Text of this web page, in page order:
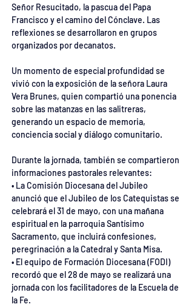
Señor Resucitado, la pascua del Papa
Francisco y el camino del Cónclave. Las
reflexiones se desarrollaron en grupos
organizados por decanatos.
Un momento de especial profundidad se
vivió con la exposición de la señora Laura
Vera Brunes, quien compartió una ponencia
sobre las matanzas en las salitreras,
generando un espacio de memoria,
conciencia social y diálogo comunitario.
Durante la jornada, también se compartieron
informaciones pastorales relevantes:
• La Comisión Diocesana del Jubileo
anunció que el Jubileo de los Catequistas se
celebrará el 31 de mayo, con una mañana
espiritual en la parroquia Santísimo
Sacramento, que incluirá confesiones,
peregrinación a la Catedral y Santa Misa.
• El equipo de Formación Diocesana (FODI)
recordó que el 28 de mayo se realizará una
jornada con los facilitadores de la Escuela de
la Fe.